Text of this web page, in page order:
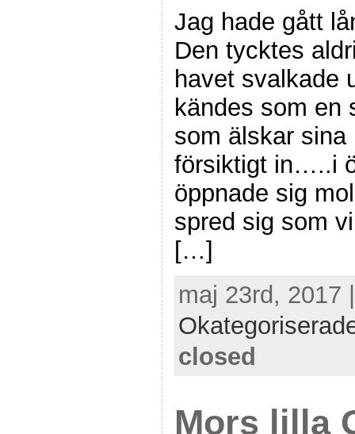
Jag hade gått
Den tycktes
havet svalkade
kändes som en
som älskar sina
försiktigt in…..i
öppnade sig
spred sig som
[…]
maj 23rd, 2017
closed
Mors lilla